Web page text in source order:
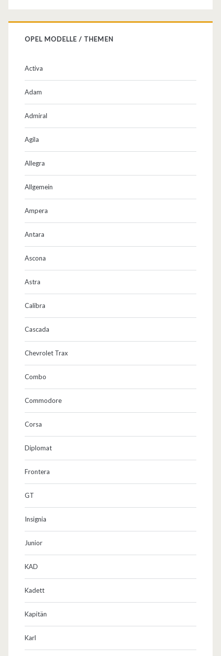
o
r
d
n
a
OPEL MODELLE / THEMEN
Activa
Adam
Admiral
Agila
Allegra
Allgemein
Ampera
Antara
Ascona
Astra
Calibra
Cascada
Chevrolet Trax
Combo
Commodore
Corsa
Diplomat
Frontera
GT
Insignia
Junior
KAD
Kadett
Kapitän
Karl